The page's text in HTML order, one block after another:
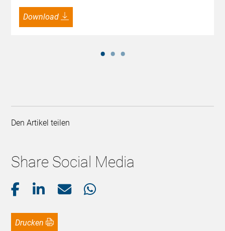
Download
Den Artikel teilen
Share Social Media
Drucken